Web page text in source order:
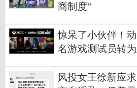
商制度”
惊呆了小伙伴！
名游戏测试员转
风投女王徐新应